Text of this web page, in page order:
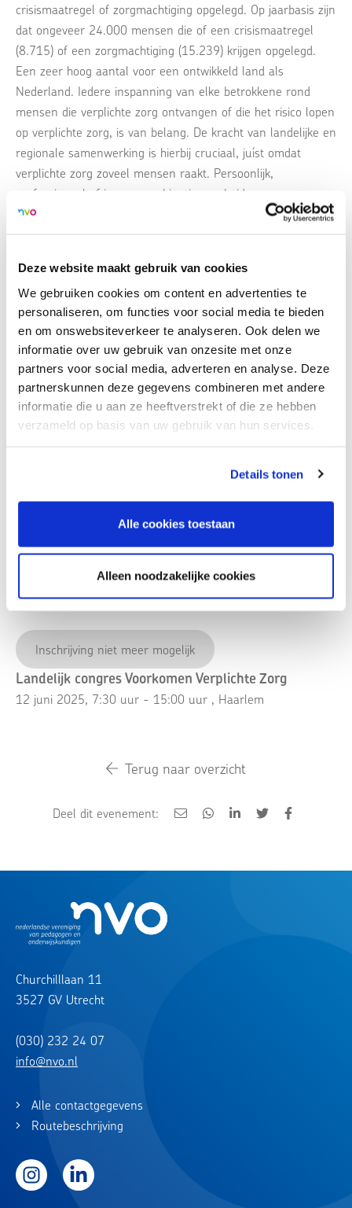
Deze website maakt gebruik van cookies
We gebruiken cookies om content en advertenties te
personaliseren, om functies voor social media te bieden
en om onswebsiteverkeer te analyseren. Ook delen we
informatie over uw gebruik van onzesite met onze
partners voor social media, adverteren en analyse. Deze
partnerskunnen deze gegevens combineren met andere
informatie die u aan ze heeftverstrekt of die ze hebben
verzameld op basis van uw gebruik van hun services.
Details tonen
Alle cookies toestaan
Alleen noodzakelijke cookies
crisismaatregel of zorgmachtiging opgelegd. Op jaarbasis zijn
dat ongeveer 24.000 mensen die of een crisismaatregel
(8.715) of een zorgmachtiging (15.239) krijgen opgelegd.
Een zeer hoog aantal voor een ontwikkeld land als
Nederland. Iedere inspanning van elke betrokkene rond
mensen die verplichte zorg ontvangen of die het risico lopen
op verplichte zorg, is van belang. De kracht van landelijke en
regionale samenwerking is hierbij cruciaal, juíst omdat
verplichte zorg zoveel mensen raakt. Persoonlijk,
professioneel of in een combinatie van beide.
voorkomen? En wat werkt vooral niet? Op deze en vele
andere vragen gaan we antwoorden geven en deze met
elkaar delen.
Locatie:
Koepelgevangenis Haarlem
Koepelplein 1
NIP K&J/NVO - 6,5 punt
Inschrijving niet meer mogelijk
Landelijk congres Voorkomen Verplichte Zorg
12 juni 2025, 7:30 uur - 15:00 uur , Haarlem
Terug naar overzicht
Deel dit evenement:
Churchilllaan 11
3527 GV Utrecht
(030) 232 24 07
info@nvo.nl
Alle contactgegevens
Routebeschrijving
InstagramLinkedIn